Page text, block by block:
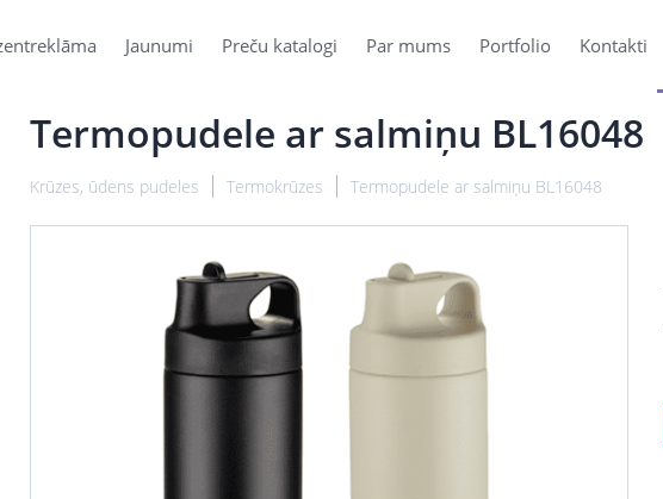
Jaunumi Preču katalogi Par mums Portfolio Kontakti
Termopudele ar salmiņu BL16048
Krūzes, ūdens pudeles Termokrūzes Termopudele ar salmiņu BL16048